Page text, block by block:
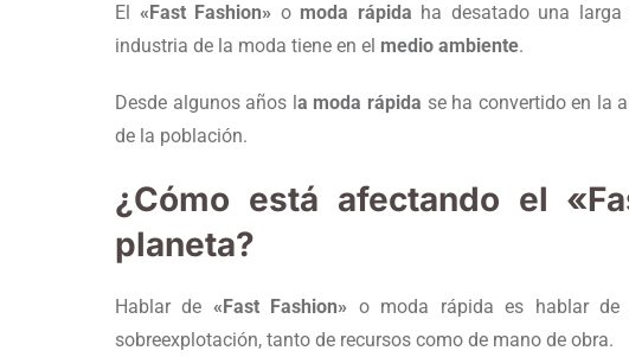
El «Fast Fashion» omoda rápida ha desatado una
industria de la moda tiene en el medio ambiente.
Desde algunos años la moda rápida se ha convertido en la
de la población.
¿Cómo está afectando el
planeta?
Hablar de «Fast Fashion» o moda rápida es hablar
sobreexplotación, tanto de recursos como de mano de obra.